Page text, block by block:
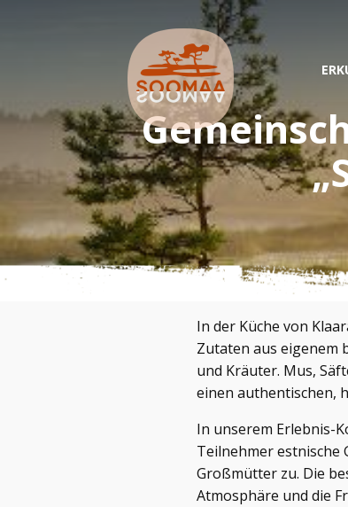
In der Küche von
Zutaten aus eigenem
und Kräuter. Mus,
einen authentischen,
In unserem Erlebnis-
Teilnehmer estnische
Großmütter zu. Die
Atmosphäre und die